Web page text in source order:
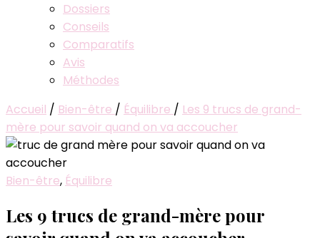
Dossiers
Conseils
Comparatifs
Avis
Méthodes
Accueil / Bien-être / Équilibre / Les 9 trucs de grand-
mère pour savoir quand on va accoucher
Bien-être, Équilibre
Les 9 trucs de grand-mère pour